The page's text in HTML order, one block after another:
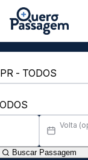
Volta
Buscar Passagem